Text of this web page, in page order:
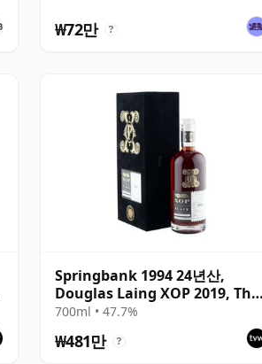
₩72만 ?
Springbank 1994 24년산,
Douglas Laing XOP 2019, The
Black Series
700ml • 47.7%
₩481만 ?